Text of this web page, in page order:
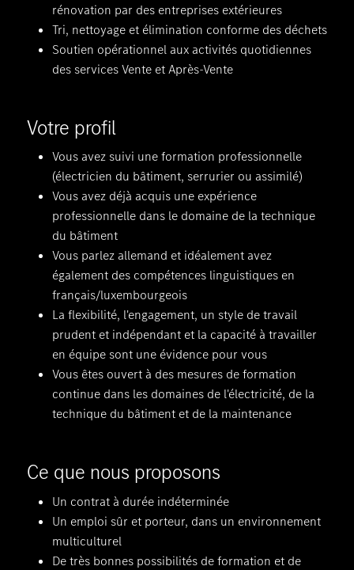
rénovation par des entreprises extérieures
Tri, nettoyage et élimination conforme des déchets
Soutien opérationnel aux activités quotidiennes
des services Vente et Après-Vente
Votre profil
Vous avez suivi une formation professionnelle
(électricien du bâtiment, serrurier ou assimilé)
Vous avez déjà acquis une expérience
professionnelle dans le domaine de la technique
du bâtiment
Vous parlez allemand et idéalement avez
également des compétences linguistiques en
français/luxembourgeois
La flexibilité, l'engagement, un style de travail
prudent et indépendant et la capacité à travailler
en équipe sont une évidence pour vous
Vous êtes ouvert à des mesures de formation
continue dans les domaines de l'électricité, de la
technique du bâtiment et de la maintenance
Ce que nous proposons
Un contrat à durée indéterminée
Un emploi sûr et porteur, dans un environnement
multiculturel
De très bonnes possibilités de formation et de